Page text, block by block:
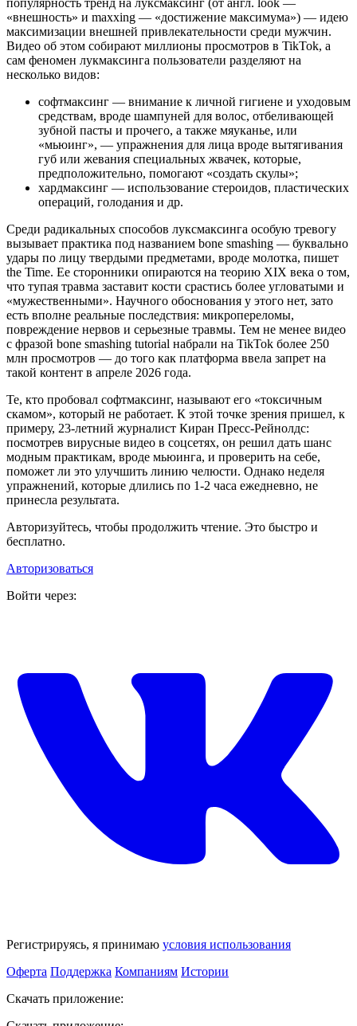
популярность тренд на луксмаксинг (от англ. look —
«внешность» и maxxing — «достижение максимума») — идею
максимизации внешней привлекательности среди мужчин.
Видео об этом собирают миллионы просмотров в TikTok, а
сам феномен лукмаксинга пользователи разделяют на
несколько видов:
софтмаксинг — внимание к личной гигиене и уходовым
средствам, вроде шампуней для волос, отбеливающей
зубной пасты и прочего, а также мяуканье, или
«мьюинг», — упражнения для лица вроде вытягивания
губ или жевания специальных жвачек, которые,
предположительно, помогают «создать скулы»;
хардмаксинг — использование стероидов, пластических
операций, голодания и др.
Среди радикальных способов луксмаксинга особую тревогу
вызывает практика под названием bone smashing — буквально
удары по лицу твердыми предметами, вроде молотка, пишет
the Time. Ее сторонники опираются на теорию XIX века о том,
что тупая травма заставит кости срастись более угловатыми и
«мужественными». Научного обоснования у этого нет, зато
есть вполне реальные последствия: микропереломы,
повреждение нервов и серьезные травмы. Тем не менее видео
с фразой bone smashing tutorial набрали на TikTok более 250
млн просмотров — до того как платформа ввела запрет на
такой контент в апреле 2026 года.
Те, кто пробовал софтмаксинг, называют его «токсичным
скамом», который не работает. К этой точке зрения пришел, к
примеру, 23-летний журналист Киран Пресс-Рейнолдс:
посмотрев вирусные видео в соцсетях, он решил дать шанс
модным практикам, вроде мьюинга, и проверить на себе,
поможет ли это улучшить линию челюсти. Однако неделя
упражнений, которые длились по 1-2 часа ежедневно, не
принесла результата.
Авторизуйтесь, чтобы продолжить чтение. Это быстро и
бесплатно.
Авторизоваться
Войти через:
Регистрируясь, я принимаю условия использования
Оферта Поддержка Компаниям Истории
Скачать приложение: